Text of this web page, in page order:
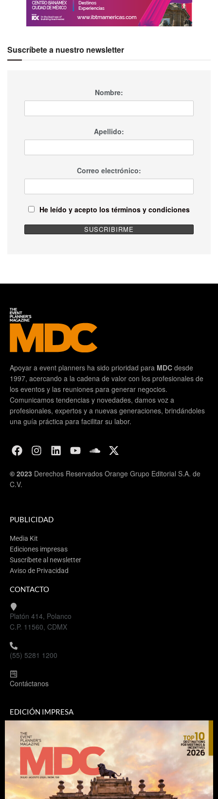
Suscríbete a nuestro newsletter
Nombre:
Apellido:
Correo electrónico:
He leído y acepto los términos y condiciones
Apoyar a event planners ha sido prioridad para MDC desde
1997, acercando a la cadena de valor con los profesionales de
los eventos y las reuniones para generar negocios.
Comunicamos tendencias y novedades, damos voz a
profesionales, expertos y a nuevas generaciones, brindándoles
una guía práctica para facilitar su labor.
© 2023 Derechos Reservados Orange Grupo Editorial S.A. de
C.V.
PUBLICIDAD
Media Kit
Ediciones impresas
Suscríbete al newsletter
Aviso de Privacidad
CONTACTO
Platón 414, Polanco
C.P. 11560, CDMX
(55) 5281 1200
Contáctanos
EDICIÓN IMPRESA